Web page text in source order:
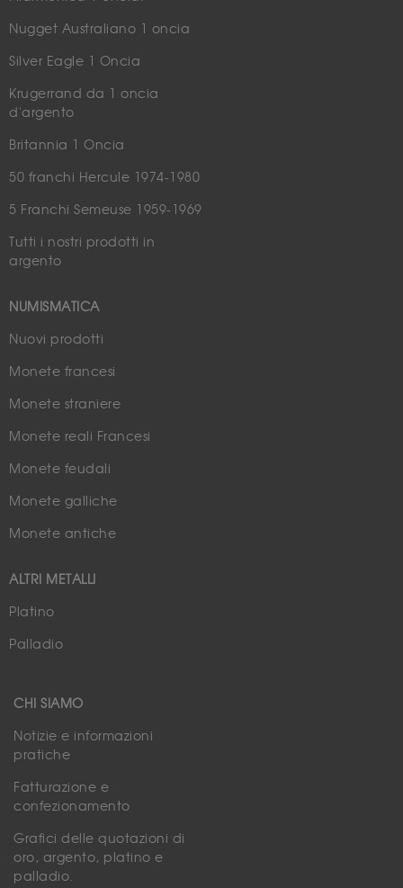
Nugget Australiano 1 oncia
Silver Eagle 1 Oncia
Krugerrand da 1 oncia
d'argento
Britannia 1 Oncia
50 franchi Hercule 1974-1980
5 Franchi Semeuse 1959-1969
Tutti i nostri prodotti in
argento
NUMISMATICA
Nuovi prodotti
Monete francesi
Monete straniere
Monete reali Francesi
Monete feudali
Monete galliche
Monete antiche
ALTRI METALLI
Platino
Palladio
CHI SIAMO
Notizie e informazioni
pratiche
Fatturazione e
confezionamento
Grafici delle quotazioni di
oro, argento, platino e
palladio.